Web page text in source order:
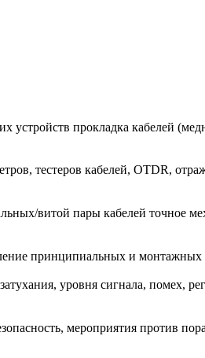
прокладка кабелей
тестеров кабелей, OTDR,
витой пары кабелей точное
принципиальных и
уровня сигнала, помех,
мероприятия против